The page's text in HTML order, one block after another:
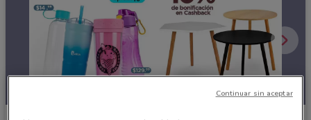
Continuar sin aceptar